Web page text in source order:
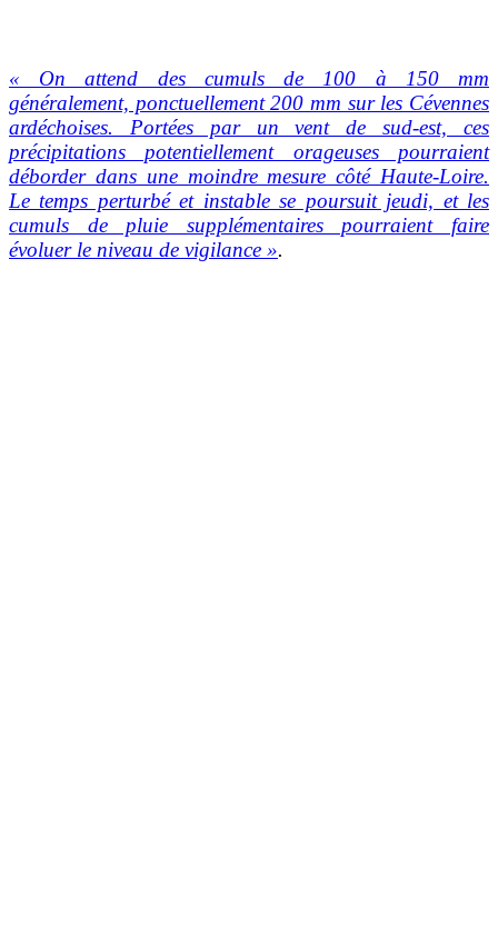
« On attend des cumuls de 100 à 150 mm
généralement, ponctuellement 200 mm sur les Cévennes
ardéchoises. Portées par un vent de sud-est, ces
précipitations potentiellement orageuses pourraient
déborder dans une moindre mesure côté Haute-Loire.
Le temps perturbé et instable se poursuit jeudi, et les
cumuls de pluie supplémentaires pourraient faire
évoluer le niveau de vigilance ».